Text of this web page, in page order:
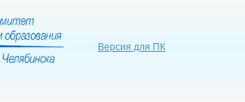
Версия для ПК